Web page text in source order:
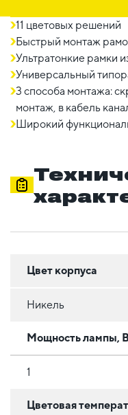
11 цветовых решений
Быстрый монтаж
Ультратонкие рамки
Универсальный
3 способа монтажа:
монтаж, в кабель
Широкий
Цвет корпуса
Никель
Мощность лампы,
1
Цветовая